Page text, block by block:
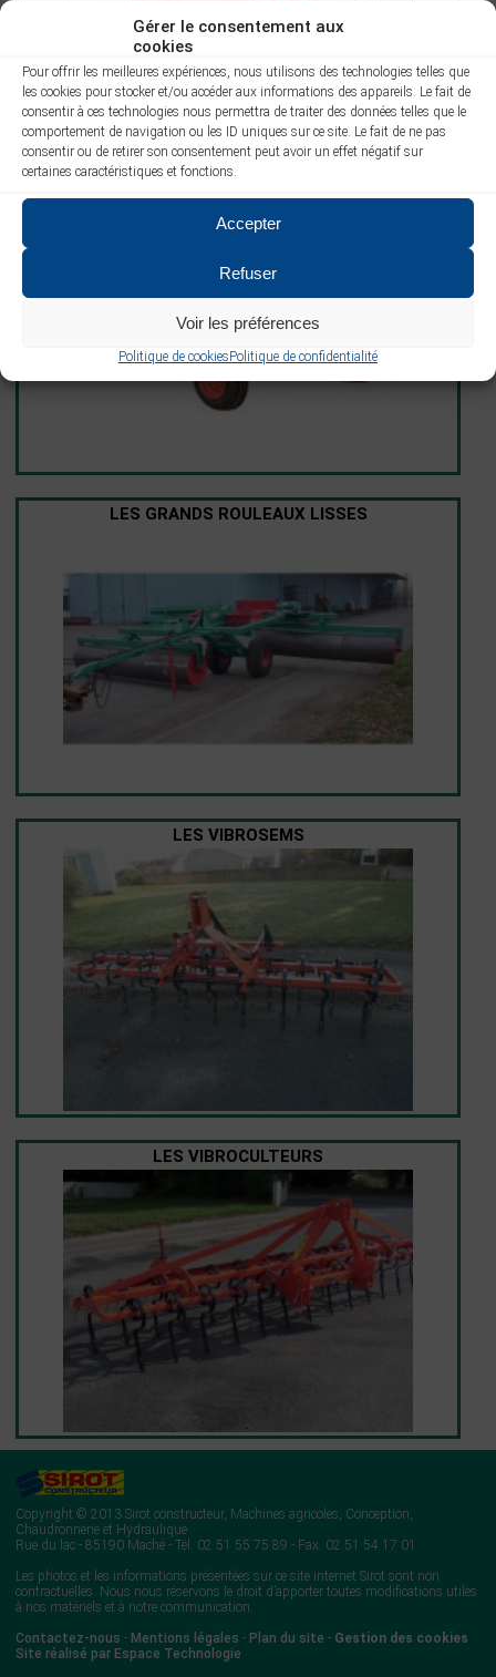
Gérer le consentement aux
cookies
Pour offrir les meilleures expériences, nous utilisons des technologies telles que
les cookies pour stocker et/ou accéder aux informations des appareils. Le fait de
consentir à ces technologies nous permettra de traiter des données telles que le
comportement de navigation ou les ID uniques sur ce site. Le fait de ne pas
consentir ou de retirer son consentement peut avoir un effet négatif sur
certaines caractéristiques et fonctions.
Accepter
Refuser
Voir les préférences
Politique de cookiesPolitique de confidentialité
LES GRANDS ROULEAUX LISSES
LES VIBROSEMS
LES VIBROCULTEURS
Copyright © 2013 Sirot constructeur, Machines agricoles, Conception,
Chaudronnerie et Hydraulique
Rue du lac - 85190 Maché - Tél. 02 51 55 75 89 - Fax. 02 51 54 17 01
Les photos et les informations présentées sur ce site internet Sirot sont non
contractuelles. Nous nous réservons le droit d’apporter toutes modifications utiles
à nos matériels et à notre communication.
Contactez-nous - Mentions légales - Plan du site - Gestion des cookies
Site réalisé par Espace Technologie